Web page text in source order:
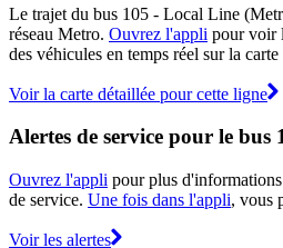
Le trajet du bus 105 - Local Line
réseau Metro. Ouvrez l'appli pour voir
des véhicules en temps réel sur la
Voir la carte détaillée pour cette ligne
Alertes de service pour le bus
Ouvrez l'appli pour plus
de service. Une fois dans l'appli, vous
Voir les alertes